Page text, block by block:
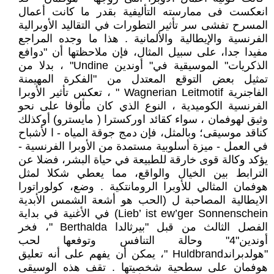
انعكست فى ممارسته التأليفية بقدر ما كانت أعمال
المسرح تفشى سر تأثير التطورات في التقاليد الأوبرالية
الفرنسية والإيطالية والألمانية . هذا ما وجده المراجع
مفيدا جدا، على سبيل المثال، فإن ملاحظتها أن "دوافع
الذكريات" الموسيقية في" أوندين Undine" ، بدلا من
تمثيل بعض التوقع المعتدل من "الفكرة المهيمنة
الفاجنرية Wagnerian Leitmotif " ، تعكس تأثير الأوبرا
الفرنسية الكوميدية ، النوع الذي كان مألوفا على نحو
وثيق لهوفمان ، سواء كقائد اوركسترا ( مايسترو) أوكذلك
كناقد موسيقى؛ وبالمثل، فإن دمج جوقة المياه - ا لأشباح
في العمل - ميزة أسلوبية مستمدة من الأوبرا الفرنسية -
يؤكد وكالة قوى خارقة للطبيعة في حياة البشر، فضلا عن
الترابط بين الخيال والواقع، مما يعطي شكلا لمثل
هوفمان المثالي للأوبرا الرومانتكية . وضع، كولوراتورا
الايطالية المصاحبة ل (الحب هو أشعة الشمس الأبدية
Lieb’ ist ew’ger Sonnenschein) في الأغنية في بداية
الفصل الثالث من قبل "بيرثالدا Berthalda "، فخر
أوندين"4" وحالة التنافس وتوفعها لحب
"هولدبراندHuldbrand "، يمكن أن يفهم على أنه تعليق
هوفمان على سطحية شخصيتها . تقف هذه الوسيقى